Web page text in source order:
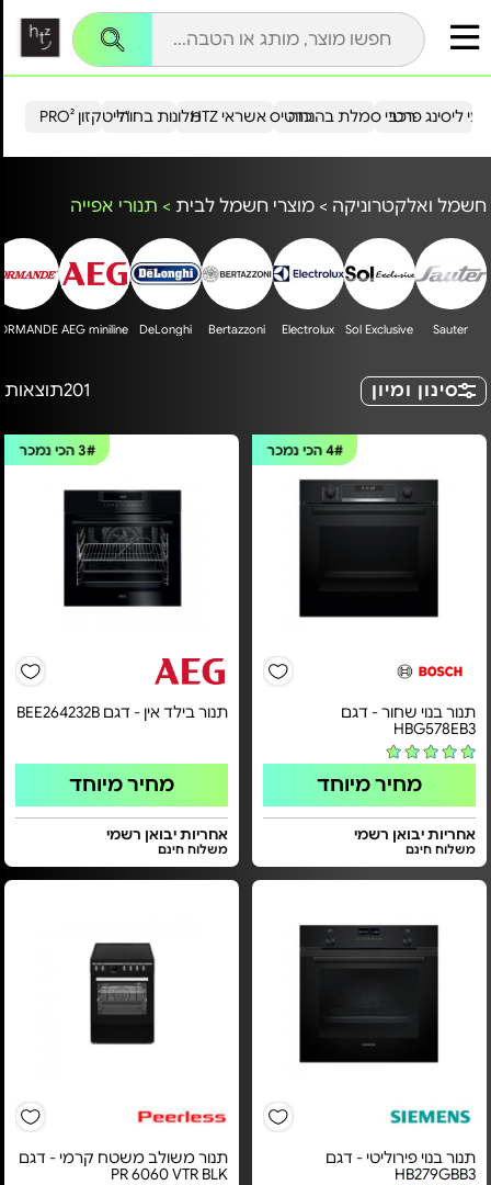
הייטקזון PRO²מלונות בחו"ל כרטיס אשראי HTZ ליסינג פרטירכבי סמלת בהנחה
חשמל ואלקטרוניקה > מוצרי חשמל לבית > תנורי אפייה
Sauter
Sol Exclusive
Electrolux
Bertazzoni
DeLonghi
AEG miniline
סינון ומיון 201תוצאות
4#הכי נמכר
תנור בנוי שחור - דגם
HBG578EB3
מחיר מיוחד
אחריות יבואן רשמי
משלוח חינם
3#הכי נמכר
תנור בילד אין - דגם BEE264232B
מחיר מיוחד
אחריות יבואן רשמי
משלוח חינם
תנור בנוי פירוליטי - דגם
HB279GBB3
תנור משולב משטח קרמי - דגם
PR 6060 VTR BLK